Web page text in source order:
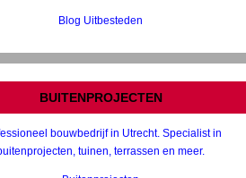
Blog Uitbesteden
BUITENPROJECTEN
bouwbedrijf in Utrecht. Specialist in
tuinen, terrassen en meer.